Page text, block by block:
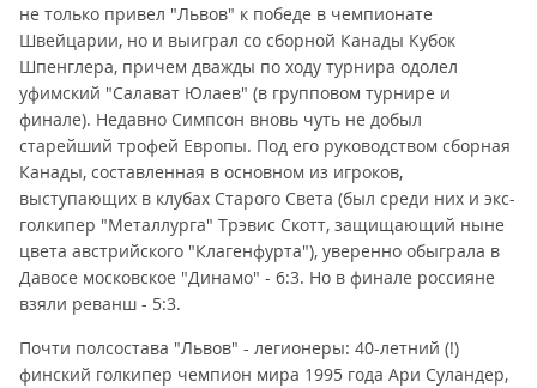
не только привел "Львов" к победе в чемпионате
Швейцарии, но и выиграл со сборной Канады Кубок
Шпенглера, причем дважды по ходу турнира одолел
уфимский "Салават Юлаев" (в групповом турнире и
финале). Недавно Симпсон вновь чуть не добыл
старейший трофей Европы. Под его руководством сборная
Канады, составленная в основном из игроков,
выступающих в клубах Старого Света (был среди них и экс-
голкипер "Металлурга" Трэвис Скотт, защищающий ныне
цвета австрийского "Клагенфурта"), уверенно обыграла в
Давосе московское "Динамо" - 6:3. Но в финале россияне
взяли реванш - 5:3.
Почти полсостава "Львов" - легионеры: 40-летний (!)
финский голкипер чемпион мира 1995 года Ари Суландер,